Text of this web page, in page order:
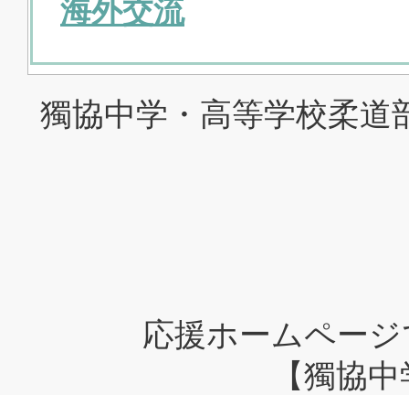
海外交流
獨協中学・高等学校柔道
応援ホームペー
【獨協